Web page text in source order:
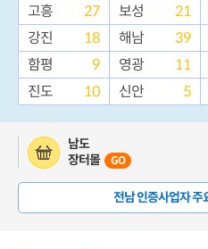
고흥
27 보성 21
강진
18 해남 39
함평
9 영광 11
진도
10 신안 5
남도
장터몰
GO
전남 인증사업자 주